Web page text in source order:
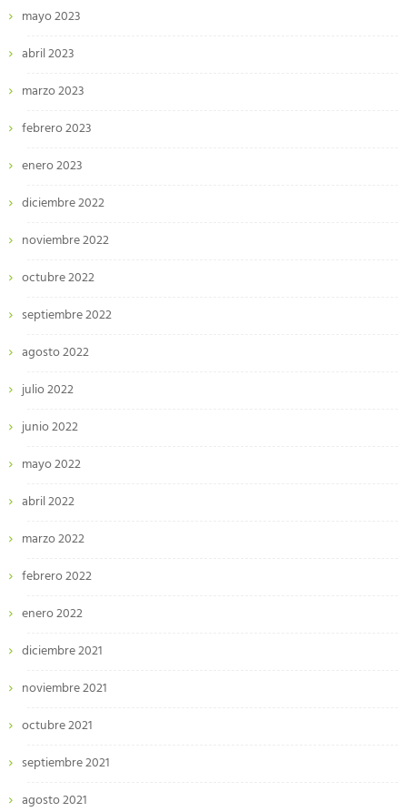
mayo 2023
abril 2023
marzo 2023
febrero 2023
enero 2023
diciembre 2022
noviembre 2022
octubre 2022
septiembre 2022
agosto 2022
julio 2022
junio 2022
mayo 2022
abril 2022
marzo 2022
febrero 2022
enero 2022
diciembre 2021
noviembre 2021
octubre 2021
septiembre 2021
agosto 2021